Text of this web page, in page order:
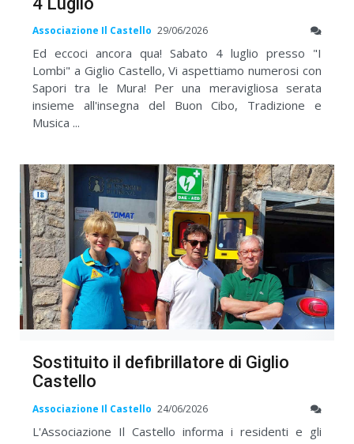
Associazione Il Castello 29/06/2026
Ed eccoci ancora qua! Sabato 4 luglio presso "I
Lombi" a Giglio Castello, Vi aspettiamo numerosi con
Sapori tra le Mura! Per una meravigliosa serata
insieme all'insegna del Buon Cibo, Tradizione e
Musica ...
Sostituito il defibrillatore di Giglio
Castello
Associazione Il Castello 24/06/2026
L'Associazione Il Castello informa i residenti e gli